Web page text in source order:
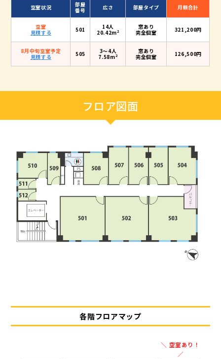
空室状況
部屋
番号
広さ 部屋タイプ 月額合計
空室
見積する
501
14人
20.42m2
窓あり
完全個室
321,200円
8月中旬空室予定
見積する
505
3〜4人
7.58m2
窓あり
完全個室
126,500円
フロア図面
各階フロアマップ
＼ 空室あり！
／